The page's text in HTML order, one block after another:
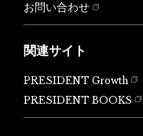
お問い合わせ
関連サイト
PRESIDENT Growth
PRESIDENT BOOKS